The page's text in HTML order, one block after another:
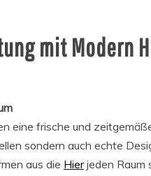
mit Modern
eine frische und
sondern auch echte
aus die Hierjeden Raum